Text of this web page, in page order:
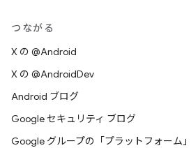
つながる
X の @Android
X の @AndroidDev
Android ブログ
Google セキュリティ ブログ
Google グループの「プラットフォーム